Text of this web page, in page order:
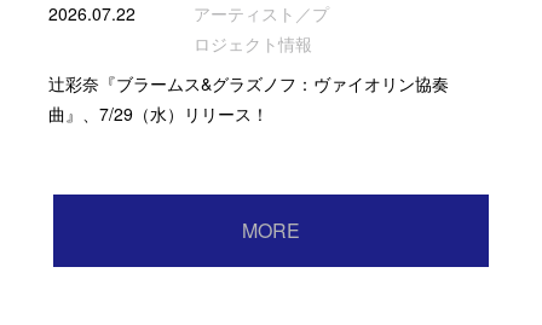
2026.07.22
アーティスト／プ
ロジェクト情報
辻彩奈『ブラームス&グラズノフ：ヴァイオリン協奏
曲』、7/29（水）リリース！
MORE